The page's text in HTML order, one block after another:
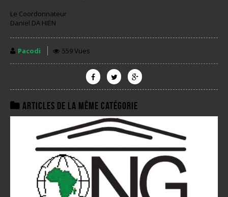
Le Coordonnateur
Daniel DA HIEN
Pacodi 559 Vues
Articles de la même catégorie